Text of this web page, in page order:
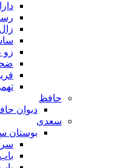
زال
حافظ
دیوان
سعدی
بوستان